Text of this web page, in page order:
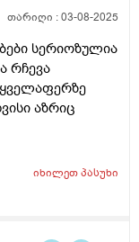
თარიღი :03-08-2025
სერიოზულია
რჩევა
აზრიც
იხილეთპასუხი